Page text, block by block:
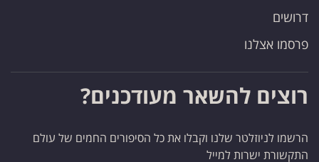
דרושים
פרסמו אצלנו
רוצים להשאר מעודכנים?
הרשמו לניוזלטר שלנו וקבלו את כל הסיפורים החמים של עולם
התקשורת ישרות למייל